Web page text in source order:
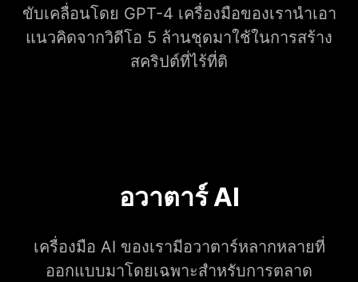
ขับเคลื่อนโดย GPT-4 เครื่องมือของเรานำเอา
แนวคิดจากวิดีโอ 5 ล้านชุดมาใช้ในการสร้าง
สคริปต์ที่ไร้ที่ติ
อวาตาร์ AI
เครื่องมือ AI ของเรามีอวาตาร์หลากหลายที่
ออกแบบมาโดยเฉพาะสำหรับการตลาด